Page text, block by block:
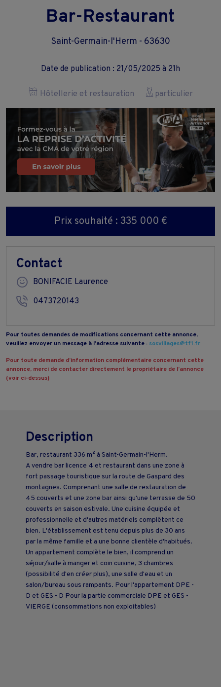
Bar-Restaurant
Saint-Germain-l'Herm - 63630
Date de publication : 21/05/2025 à 21h
Hôtellerie et restauration particulier
Prix souhaité : 335 000 €
Contact
BONIFACIE Laurence
0473720143
Pour toutes demandes de modifications concernant cette annonce,
veuillez envoyer un message à l’adresse suivante : sosvillages@tf1.fr
Pour toute demande d’information complémentaire concernant cette
annonce, merci de contacter directement le propriétaire de l’annonce
(voir ci-dessus)
Description
Bar, restaurant 336 m² à Saint-Germain-l'Herm.
A vendre bar licence 4 et restaurant dans une zone à
fort passage touristique sur la route de Gaspard des
montagnes. Comprenant une salle de restauration de
45 couverts et une zone bar ainsi qu'une terrasse de 50
couverts en saison estivale. Une cuisine équipée et
professionnelle et d'autres matériels complètent ce
bien. L'établissement est tenu depuis plus de 30 ans
par la même famille et a une bonne clientèle d'habitués.
Un appartement complète le bien, il comprend un
séjour/salle à manger et coin cuisine, 3 chambres
(possibilité d'en créer plus), une salle d'eau et un
salon/bureau sous rampants. Pour l'appartement DPE -
D et GES - D Pour la partie commerciale DPE et GES -
VIERGE (consommations non exploitables)